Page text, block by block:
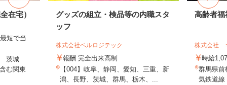
在宅）
短で当
茨城
む関東
グッズの組立・検品等の内職スタ
ッフ
株式会社ベルロジテック
報酬 完全出来高制
【004】岐阜、静岡、愛知、三重、新
潟、長野、茨城、群馬、栃木、...
高齢者福
株式会社
時給
群馬県
気鉄道線